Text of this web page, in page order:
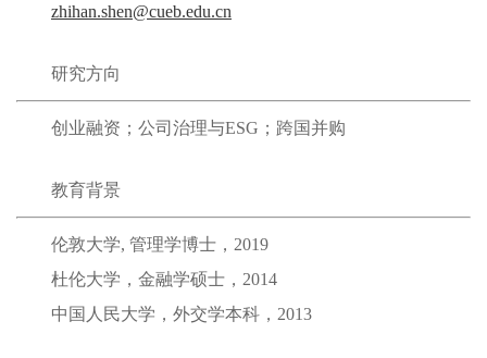
zhihan.shen@cueb.edu.cn
研究方向
创业融资；公司治理与ESG；跨国并购
教育背景
伦敦大学, 管理学博士，2019
杜伦大学，金融学硕士，2014
中国人民大学，外交学本科，2013